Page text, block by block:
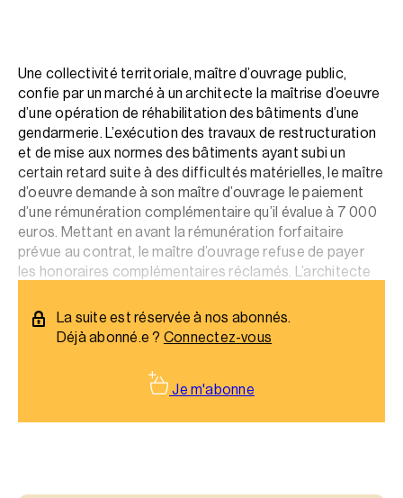
Une collectivité territoriale, maître d’ouvrage public,
confie par un marché à un architecte la maîtrise d’oeuvre
d’une opération de réhabilitation des bâtiments d’une
gendarmerie. L’exécution des travaux de restructuration
et de mise aux normes des bâtiments ayant subi un
certain retard suite à des difficultés matérielles, le maître
d’oeuvre demande à son maître d’ouvrage le paiement
d’une rémunération complémentaire qu’il évalue à 7 000
euros. Mettant en avant la rémunération forfaitaire
prévue au contrat, le maître d’ouvrage refuse de payer
les honoraires complémentaires réclamés. L’architecte
La suite est réservée à nos abonnés.
Déjà abonné.e ? Connectez-vous
Je m'abonne